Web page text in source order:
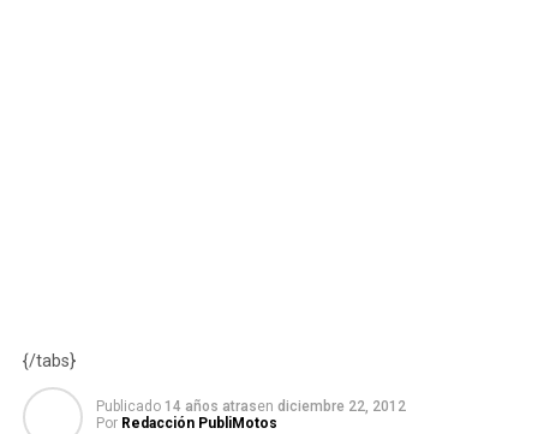
{/tabs}
Publicado 14 años atrasen diciembre 22, 2012
Por Redacción PubliMotos